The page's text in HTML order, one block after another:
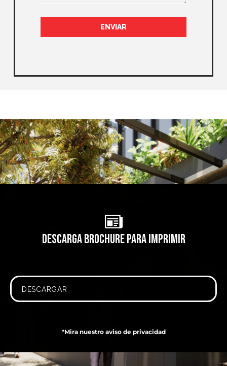
Descarga brochure para imprimir
DESCARGAR
*Mira nuestro aviso de privacidad